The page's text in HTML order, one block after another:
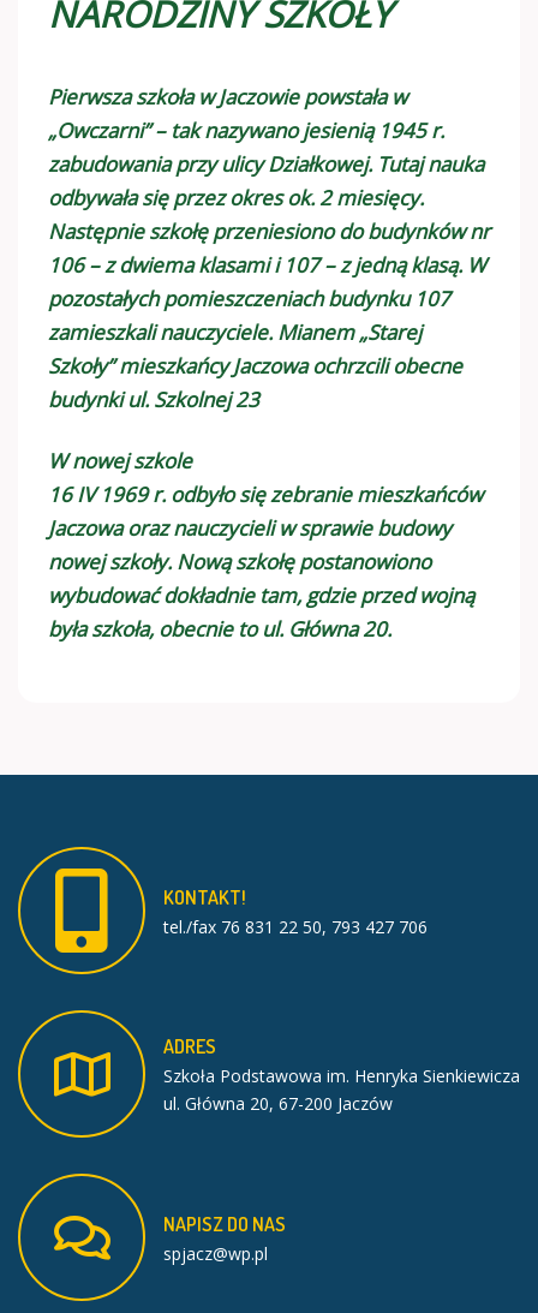
NARODZINY SZKOŁY
Pierwsza szkoła w Jaczowie powstała w
„Owczarni” – tak nazywano jesienią 1945 r.
zabudowania przy ulicy Działkowej. Tutaj nauka
odbywała się przez okres ok. 2 miesięcy.
Następnie szkołę przeniesiono do budynków nr
106 – z dwiema klasami i 107 – z jedną klasą. W
pozostałych pomieszczeniach budynku 107
zamieszkali nauczyciele. Mianem „Starej
Szkoły” mieszkańcy Jaczowa ochrzcili obecne
budynki ul. Szkolnej 23
W nowej szkole
16 IV 1969 r. odbyło się zebranie mieszkańców
Jaczowa oraz nauczycieli w sprawie budowy
nowej szkoły. Nową szkołę postanowiono
wybudować dokładnie tam, gdzie przed wojną
była szkoła, obecnie to ul. Główna 20.
KONTAKT!
tel./fax 76 831 22 50, 793 427 706
ADRES
Szkoła Podstawowa im. Henryka Sienkiewicza
ul. Główna 20, 67-200 Jaczów
NAPISZDO NAS
spjacz@wp.pl